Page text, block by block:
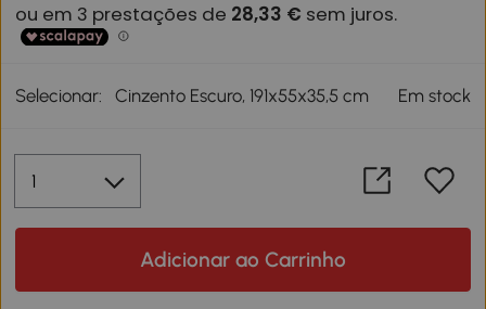
Selecionar: Cinzento Escuro, 191x55x35,5 cm Em stock
Adicionar ao Carrinho